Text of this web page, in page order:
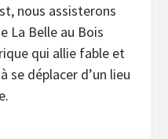
nous assisterons
La Belle au Bois
qui allie fable et
se déplacer d’un lieu